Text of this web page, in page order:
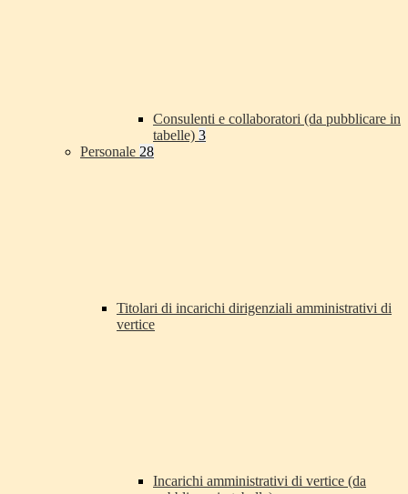
Consulenti e collaboratori (da pubblicare in
tabelle) 3
Personale 28
Titolari di incarichi dirigenziali amministrativi di
vertice
Incarichi amministrativi di vertice (da